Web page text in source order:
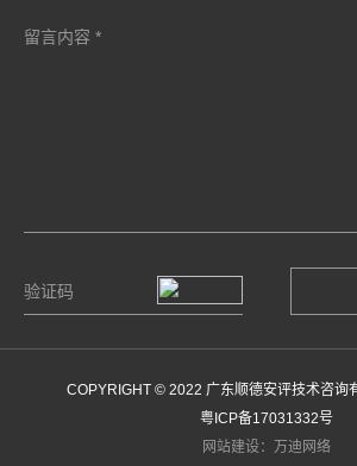
COPYRIGHT © 2022 广东顺德安评技术咨询
粤ICP备17031332号
网站建设：万迪网络